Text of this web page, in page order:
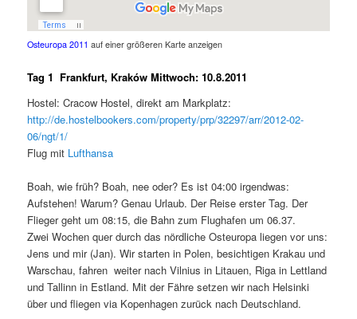
Osteuropa 2011 auf einer größeren Karte anzeigen
Tag 1 Frankfurt, Kraków Mittwoch: 10.8.2011
Hostel: Cracow Hostel, direkt am Markplatz:
http://de.hostelbookers.com/property/prp/32297/arr/2012-02-
06/ngt/1/
Flug mit Lufthansa
Boah, wie früh? Boah, nee oder? Es ist 04:00 irgendwas:
Aufstehen! Warum? Genau Urlaub. Der Reise erster Tag. Der
Flieger geht um 08:15, die Bahn zum Flughafen um 06.37.
Zwei Wochen quer durch das nördliche Osteuropa liegen vor uns:
Jens und mir (Jan). Wir starten in Polen, besichtigen Krakau und
Warschau, fahren weiter nach Vilnius in Litauen, Riga in Lettland
und Tallinn in Estland. Mit der Fähre setzen wir nach Helsinki
über und fliegen via Kopenhagen zurück nach Deutschland.